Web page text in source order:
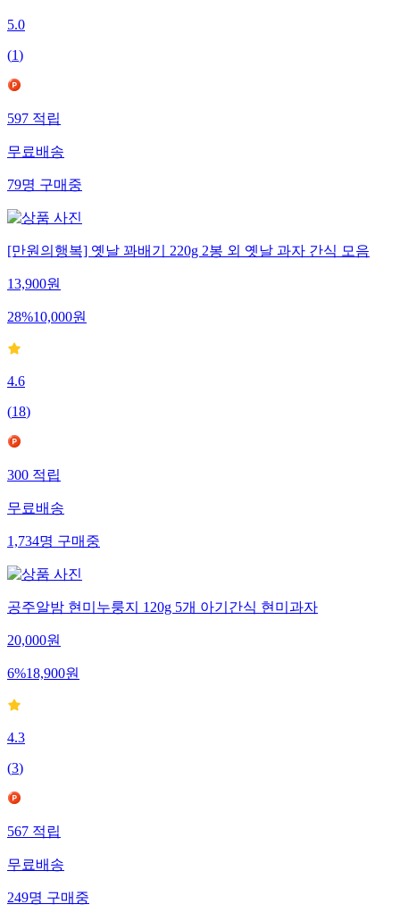
5.0
(1)
597 적립
무료배송
79명 구매중
[만원의행복] 옛날 꽈배기 220g 2봉 외 옛날 과자 간식 모음
13,900원
28%10,000원
4.6
(18)
300 적립
무료배송
1,734명 구매중
공주알밤 현미누룽지 120g 5개 아기간식 현미과자
20,000원
6%18,900원
4.3
(3)
567 적립
무료배송
249명 구매중